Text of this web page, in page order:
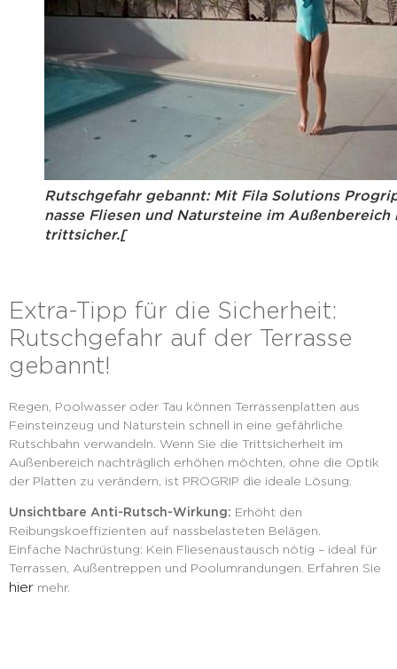
Rutschgefahr gebannt: Mit Fila Solutions
nasse Fliesen und Natursteine im Außenbereich
trittsicher.[
Extra-Tipp für die Sicherheit:
Rutschgefahr auf der Terrasse
gebannt!
Regen, Poolwasser oder Tau können Terrassenplatten aus
Feinsteinzeug und Naturstein schnell in eine gefährliche
Rutschbahn verwandeln. Wenn Sie die Trittsicherheit im
Außenbereich nachträglich erhöhen möchten, ohne die Optik
der Platten zu verändern, ist PROGRIP die ideale Lösung.
Unsichtbare Anti-Rutsch-Wirkung: Erhöht den
Reibungskoeffizienten auf nassbelasteten Belägen.
Einfache Nachrüstung: Kein Fliesenaustausch nötig – ideal für
Terrassen, Außentreppen und Poolumrandungen. Erfahren Sie
hier mehr.